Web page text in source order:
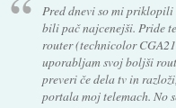
Pred dnevi so mi priklopili
bili pač najcenejši. Pride
router (technicolor
uporabljam svoj boljši
preveri če dela tv in
portala moj telemach. No